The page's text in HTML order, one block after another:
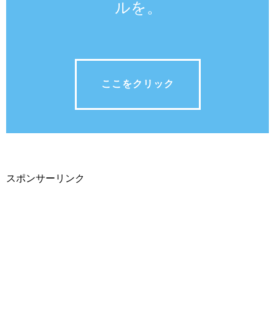
ルを。
ここをクリック
スポンサーリンク